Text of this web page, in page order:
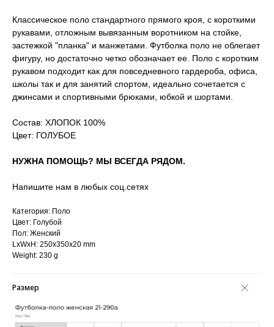
Классическое поло стандартного прямого кроя, с короткими
рукавами, отложным вывязанным воротником на стойке,
застежкой "планка" и манжетами. Футболка поло не облегает
фигуру, но достаточно четко обозначает ее. Поло с коротким
рукавом подходит как для повседневного гардероба, офиса,
школы так и для занятий спортом, идеально сочетается с
джинсами и спортивными брюками, юбкой и шортами.
Состав: ХЛОПОК 100%
Цвет: ГОЛУБОЕ
НУЖНА ПОМОЩЬ? МЫ ВСЕГДА РЯДОМ.
Напишите нам в любых соц.сетях
Категория: Поло
Цвет: Голубой
Пол: Женский
LxWxH: 250x350x20 mm
Weight: 230 g
Размер